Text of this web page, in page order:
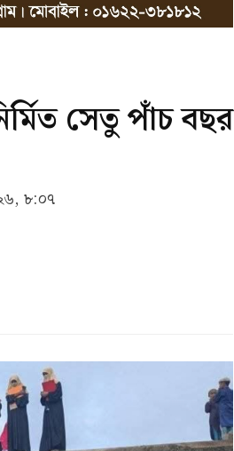
সেতু পাঁচ বছর
৮:০৭